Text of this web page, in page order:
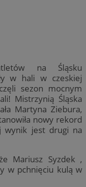
na Śląsku
w hali w czeskiej
sezon mocnym
Mistrzynią Śląska
Martyna Ziebura,
nowy rekord
wynik jest drugi na
Mariusz Syzdek ,
w pchnięciu kulą w